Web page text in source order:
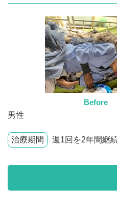
Before
男性
治療期間 週1回を2年間継